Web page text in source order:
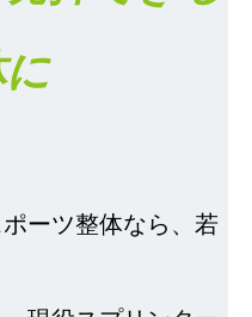
ーツ整体なら、若